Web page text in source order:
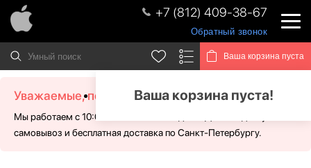
+7 (812) 409-38-67
Обратный звонок
Ваша корзина пуста
Ваша корзина пуста!
Уважаемые, посетители!
Мы работаем с 10:00 - 21:00 без выходных. Для Вас доступен
самовывоз и бесплатная доставка по Санкт-Петербургу.